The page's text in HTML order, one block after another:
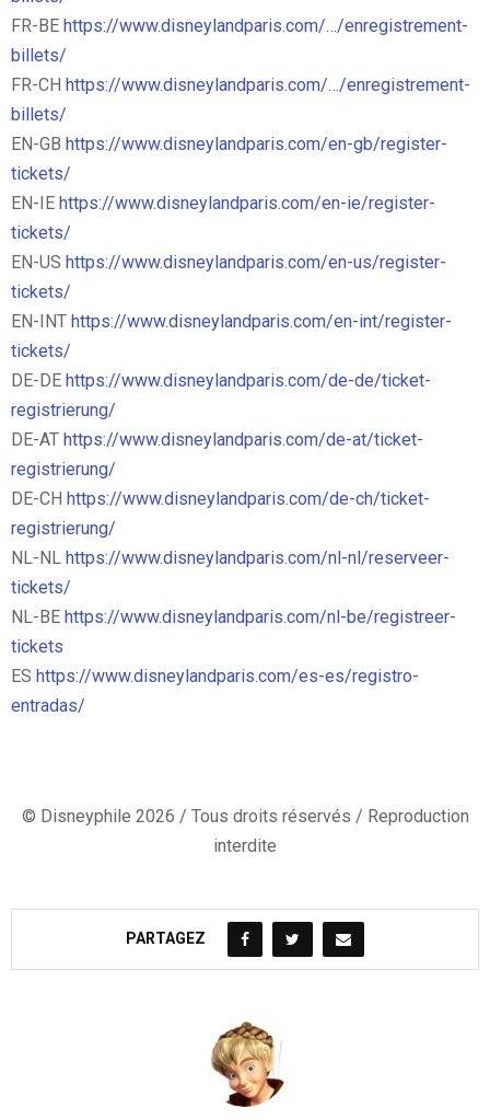
FR-BE https://www.disneylandparis.com/…/enregistrement-
billets/
FR-CH https://www.disneylandparis.com/…/enregistrement-
billets/
EN-GB https://www.disneylandparis.com/en-gb/register-
tickets/
EN-IE https://www.disneylandparis.com/en-ie/register-
tickets/
EN-US https://www.disneylandparis.com/en-us/register-
tickets/
EN-INT https://www.disneylandparis.com/en-int/register-
tickets/
DE-DE https://www.disneylandparis.com/de-de/ticket-
registrierung/
DE-AT https://www.disneylandparis.com/de-at/ticket-
registrierung/
DE-CH https://www.disneylandparis.com/de-ch/ticket-
registrierung/
NL-NL https://www.disneylandparis.com/nl-nl/reserveer-
tickets/
NL-BE https://www.disneylandparis.com/nl-be/registreer-
tickets
ES https://www.disneylandparis.com/es-es/registro-
entradas/
© Disneyphile 2026 / Tous droits réservés / Reproduction
interdite
PARTAGEZ